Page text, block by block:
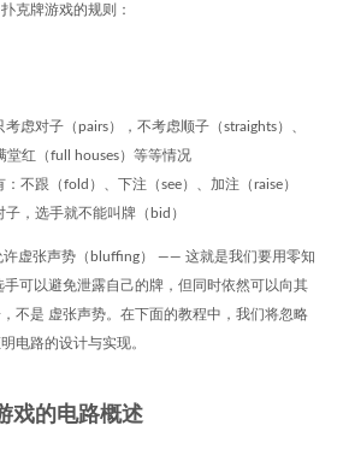
克牌游戏的规则：
虑对子（pairs），不考虑顺子（straights）、
堂红（full houses）等等情况
不跟（fold）、下注（see）、加注（raise）
，选手就不能叫牌（bid）
虚张声势（bluffing） —— 这就是我们要用零知
可以避免泄露自己的牌，但同时依然可以向其
不是 虚张声势。在下面的教程中，我们将忽略
电路的设计与实现。
戏的电路概述